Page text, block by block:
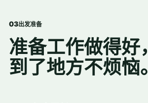
03出发准备
准备工作做得好，
到了地方不烦恼。